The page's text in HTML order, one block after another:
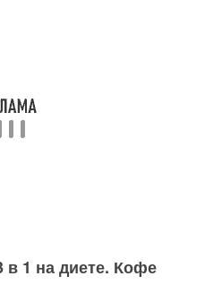
1 на диете. Кофе